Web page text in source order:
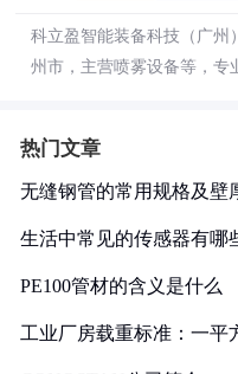
科立盈智能装备科技（广州
州市，主营喷雾设备等，专
热门文章
无缝钢管的常用规格及壁
生活中常见的传感器有哪
PE100管材的含义是什么
工业厂房载重标准：一平